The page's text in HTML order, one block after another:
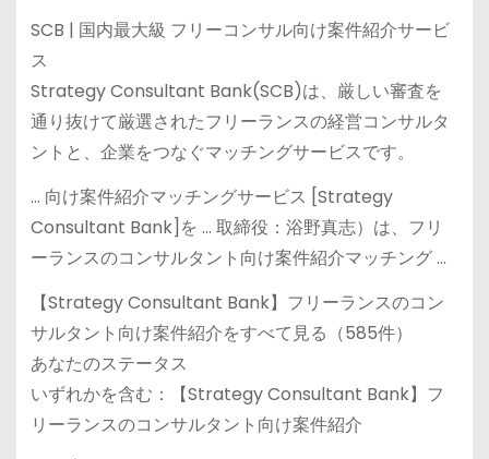
SCB | 国内最大級 フリーコンサル向け案件紹介サービ
ス
Strategy Consultant Bank(SCB)は、厳しい審査を
通り抜けて厳選されたフリーランスの経営コンサルタ
ントと、企業をつなぐマッチングサービスです。
… 向け案件紹介マッチングサービス [Strategy
Consultant Bank]を … 取締役：浴野真志）は、フリ
ーランスのコンサルタント向け案件紹介マッチング …
【Strategy Consultant Bank】フリーランスのコン
サルタント向け案件紹介をすべて見る（585件）
あなたのステータス
いずれかを含む：【Strategy Consultant Bank】フ
リーランスのコンサルタント向け案件紹介